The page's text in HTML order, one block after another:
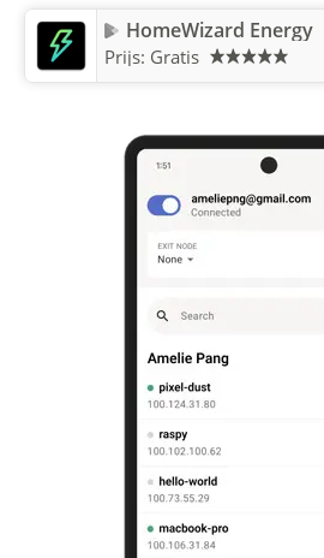
HomeWizard Energy
Prijs: Gratis